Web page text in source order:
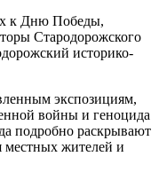
к Дню Победы,
Стародорожского
историко-
экспозициям,
войны и геноцида
подробно раскрывают
местных жителей и